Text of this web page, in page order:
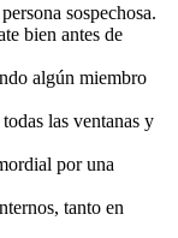
sospechosa.
bien antes de
algún miembro
las ventanas y
por una
tanto en